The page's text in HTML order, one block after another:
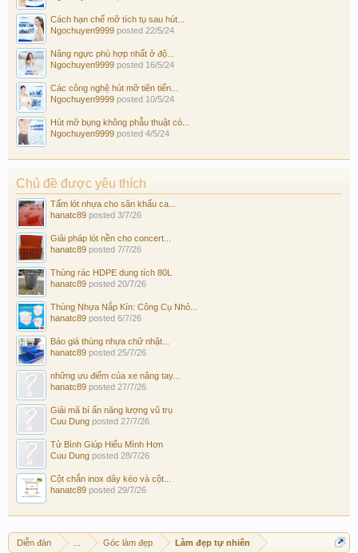
Cách hạn chế mỡ tích tụ sau hút...
Ngochuyen9999 posted 22/5/24
Nâng ngực phù hợp nhất ở độ...
Ngochuyen9999 posted 16/5/24
Các công nghệ hút mỡ tiên tiến...
Ngochuyen9999 posted 10/5/24
Hút mỡ bụng không phẫu thuật có...
Ngochuyen9999 posted 4/5/24
Chủ đề được yêu thích
Tấm lót nhựa cho sân khấu ca...
hanatc89 posted 3/7/26
Giải pháp lót nền cho concert...
hanatc89 posted 7/7/26
Thùng rác HDPE dung tích 80L
hanatc89 posted 20/7/26
Thùng Nhựa Nắp Kín: Công Cụ Nhỏ...
hanatc89 posted 6/7/26
Báo giá thùng nhựa chữ nhật...
hanatc89 posted 25/7/26
những ưu điểm của xe nâng tay...
hanatc89 posted 27/7/26
Giải mã bí ẩn năng lượng vũ trụ
Cuu Dung posted 27/7/26
Tử Bình Giúp Hiểu Mình Hơn
Cuu Dung posted 28/7/26
Cột chắn inox dây kéo và cột...
hanatc89 posted 29/7/26
Diễn đàn Góc làm đẹp Làm đẹp tự nhiên